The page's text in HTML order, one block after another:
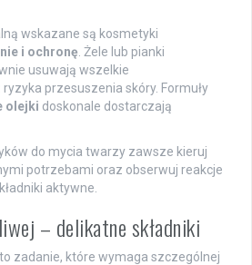
wskazane są kosmetyki
i ochronę. Żele lub pianki
usuwają wszelkie
przesuszenia skóry. Formuły
olejki doskonale dostarczają
do mycia twarzy zawsze kieruj
potrzebami oraz obserwuj reakcje
aktywne.
– delikatne składniki
to zadanie, które wymaga szczególnej